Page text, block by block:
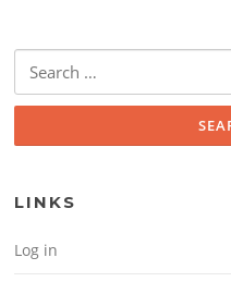
Search for:
LINKS
Log in